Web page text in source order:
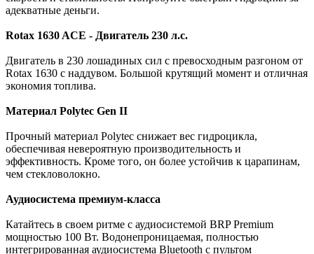
адекватные деньги.
Rotax 1630 ACE - Двигатель 230 л.с.
Двигатель в 230 лошадиных сил с превосходным разгоном от
Rotax 1630 с наддувом. Большой крутящий момент и отличная
экономия топлива.
Материал Polytec Gen II
Прочный материал Polytec снижает вес гидроцикла,
обеспечивая невероятную производительность и
эффективность. Кроме того, он более устойчив к царапинам,
чем стекловолокно.
Аудиосистема премиум-класса
Катайтесь в своем ритме с аудиосистемой BRP Premium
мощностью 100 Вт. Водонепроницаемая, полностью
интегрированная аудиосистема Bluetooth с пультом